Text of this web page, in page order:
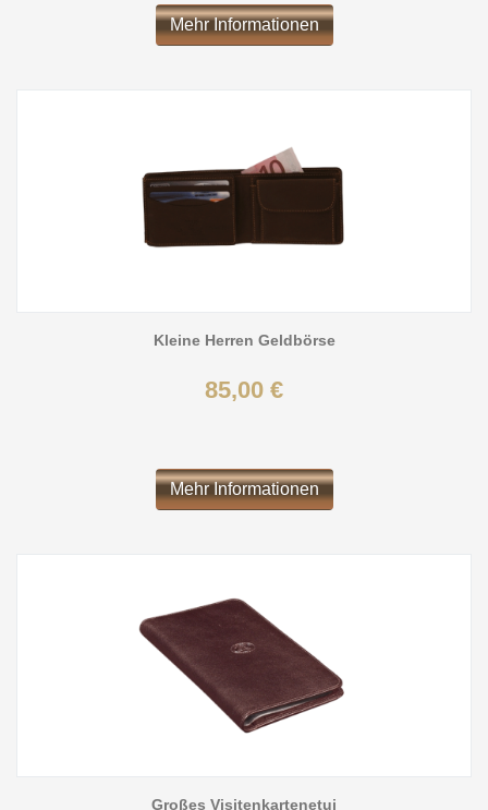
Mehr Informationen
Kleine Herren Geldbörse
85,00 €
Mehr Informationen
Großes Visitenkartenetui